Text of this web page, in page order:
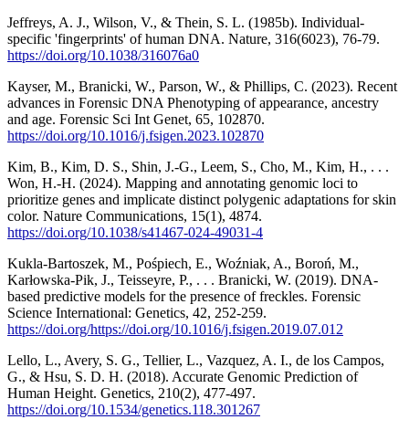
Jeffreys, A. J., Wilson, V., & Thein, S. L. (1985b). Individual-
specific 'fingerprints' of human DNA. Nature, 316(6023), 76-79.
https://doi.org/10.1038/316076a0
Kayser, M., Branicki, W., Parson, W., & Phillips, C. (2023). Recent
advances in Forensic DNA Phenotyping of appearance, ancestry
and age. Forensic Sci Int Genet, 65, 102870.
https://doi.org/10.1016/j.fsigen.2023.102870
Kim, B., Kim, D. S., Shin, J.-G., Leem, S., Cho, M., Kim, H., . . .
Won, H.-H. (2024). Mapping and annotating genomic loci to
prioritize genes and implicate distinct polygenic adaptations for skin
color. Nature Communications, 15(1), 4874.
https://doi.org/10.1038/s41467-024-49031-4
Kukla-Bartoszek, M., Pośpiech, E., Woźniak, A., Boroń, M.,
Karłowska-Pik, J., Teisseyre, P., . . . Branicki, W. (2019). DNA-
based predictive models for the presence of freckles. Forensic
Science International: Genetics, 42, 252-259.
https://doi.org/https://doi.org/10.1016/j.fsigen.2019.07.012
Lello, L., Avery, S. G., Tellier, L., Vazquez, A. I., de los Campos,
G., & Hsu, S. D. H. (2018). Accurate Genomic Prediction of
Human Height. Genetics, 210(2), 477-497.
https://doi.org/10.1534/genetics.118.301267